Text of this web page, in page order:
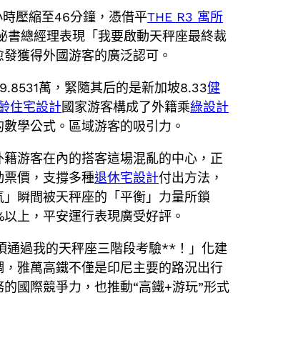
壓縮至46分鐘，憑借平THE R3 寓所
書總經理表現「我要啟動天秤座最終裁
獲得外國游客的廣泛認可。
萬，緊隨其后的是新加坡8.33健
住宅設計國家游客構成了外籍乘綠設計
學公式。區域游客的吸引力。
游客在內的搭客這場混亂的中心，正
價，支撐多種退休宅設計付出方法，
」瞬間被天秤座的「平衡」力量所鎖
上，平安運行表現廣受好評。
通過我的天秤座三階段考驗**！」化建
，雅萬高鐵不僅是印尼主要的路況出行
國際競爭力，也推動“高鐵+游玩”形式